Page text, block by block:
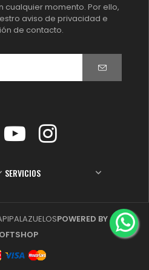
cualquier momento. Por ello,
aviso de privacidad e
de contacto.
FacebookYouTubeInstagram
SERVICIOS 
POWERED BY